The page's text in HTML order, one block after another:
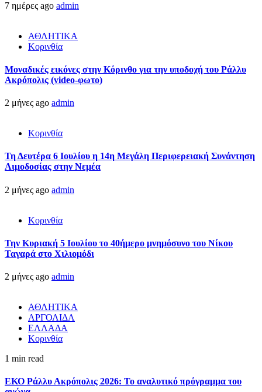
7 ημέρες ago admin
ΑΘΛΗΤΙΚΑ
Κορινθία
Μοναδικές εικόνες στην Κόρινθο για την υποδοχή του Ράλλυ
Ακρόπολις (video-φωτο)
2 μήνες ago admin
Κορινθία
Τη Δευτέρα 6 Ιουλίου η 14η Μεγάλη Περιφερειακή Συνάντηση
Αιμοδοσίας στην Νεμέα
2 μήνες ago admin
Κορινθία
Την Κυριακή 5 Ιουλίου το 40ήμερο μνημόσυνο του Νίκου
Ταγαρά στο Χιλιομόδι
2 μήνες ago admin
ΑΘΛΗΤΙΚΑ
ΑΡΓΟΛΙΔΑ
ΕΛΛΑΔΑ
Κορινθία
1 min read
ΕΚΟ Ράλλυ Ακρόπολις 2026: Το αναλυτικό πρόγραμμα του